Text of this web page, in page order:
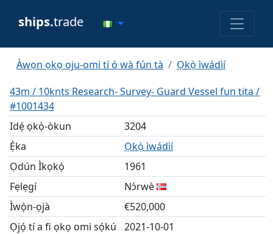
ships.trade
Àwọn ọkọ oju-omi tí ó wà fún tà
Ọkọ̀ ìwádìí
43m / 10knts Research- Survey- Guard Vessel fun tita /
#1001434
Idẹ́ ọkọ̀-òkun
3204
Ẹ̀ka
Ọkọ̀ ìwádìí
Ọdún Ìkọkọ́
1961
Fẹlẹgí
Nɔ́rwè
Ìwọ̀n-ọjà
€520,000
Ọjọ́ tí a fi ọkọ omi sọ́kú
2021-10-01